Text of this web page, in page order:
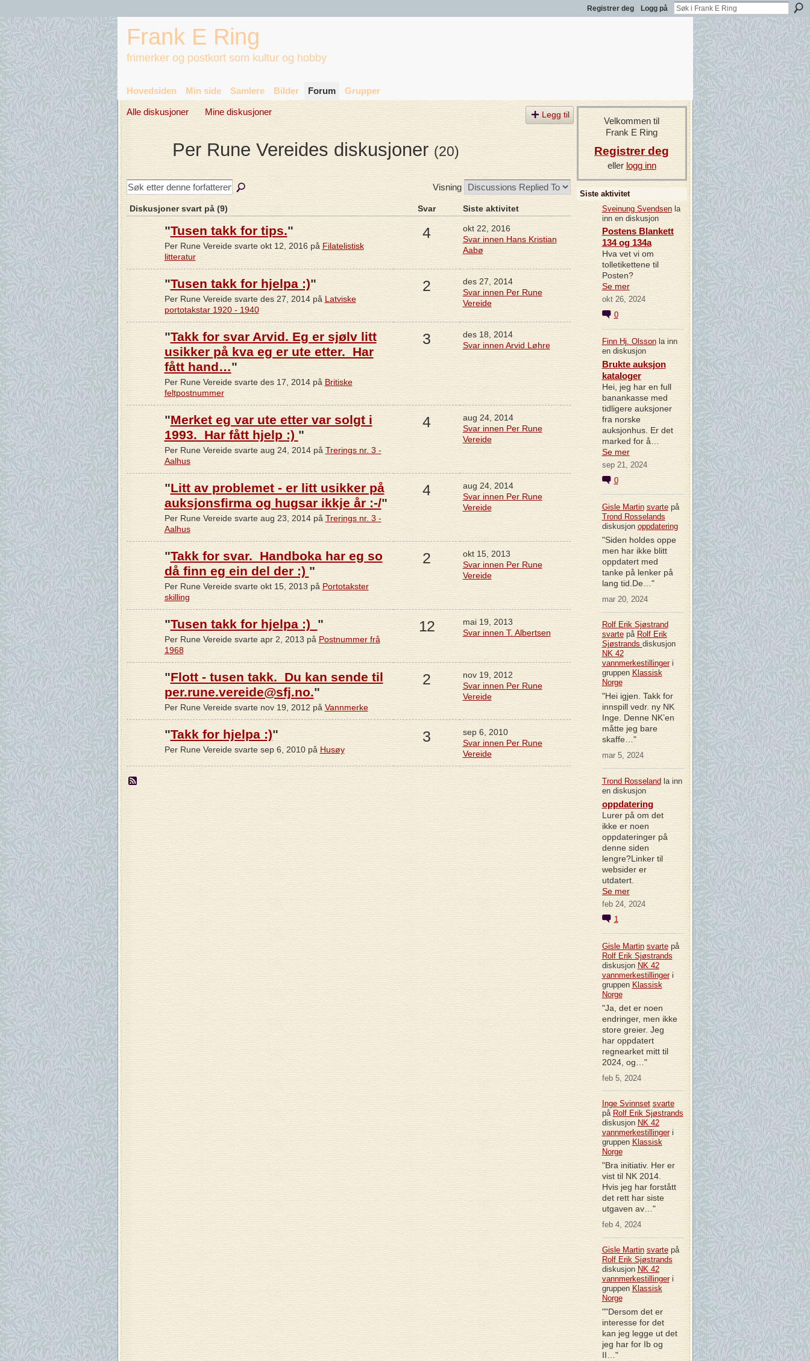
Registrer deg Logg på
Frank E Ring
frimerker og postkort som kultur og hobby
Hovedsiden Min side Samlere Bilder Forum Grupper
Alle diskusjoner Mine diskusjoner Legg til
Per Rune Vereides diskusjoner (20)
Visning
Diskusjoner svart på (9) Svar Siste aktivitet
"Tusen takk for tips."
Per Rune Vereide svarte okt 12, 2016 på Filatelistisk
litteratur
4
okt 22, 2016
Svar innen Hans Kristian
Aabø
"Tusen takk for hjelpa :)"
Per Rune Vereide svarte des 27, 2014 på Latviske
portotakstar 1920 - 1940
2
des 27, 2014
Svar innen Per Rune
Vereide
"Takk for svar Arvid. Eg er sjølv litt
usikker på kva eg er ute etter. Har
fått hand…"
Per Rune Vereide svarte des 17, 2014 på Britiske
feltpostnummer
3
des 18, 2014
Svar innen Arvid Løhre
"Merket eg var ute etter var solgt i
1993. Har fått hjelp :) "
Per Rune Vereide svarte aug 24, 2014 på Trerings nr. 3 -
Aalhus
4
aug 24, 2014
Svar innen Per Rune
Vereide
"Litt av problemet - er litt usikker på
auksjonsfirma og hugsar ikkje år :-/"
Per Rune Vereide svarte aug 23, 2014 på Trerings nr. 3 -
Aalhus
4
aug 24, 2014
Svar innen Per Rune
Vereide
"Takk for svar. Handboka har eg so
då finn eg ein del der :) "
Per Rune Vereide svarte okt 15, 2013 på Portotakster
skilling
2
okt 15, 2013
Svar innen Per Rune
Vereide
"Tusen takk for hjelpa :) "
Per Rune Vereide svarte apr 2, 2013 på Postnummer frå
1968
12
mai 19, 2013
Svar innen T. Albertsen
"Flott - tusen takk. Du kan sende til
per.rune.vereide@sfj.no."
Per Rune Vereide svarte nov 19, 2012 på Vannmerke
2
nov 19, 2012
Svar innen Per Rune
Vereide
"Takk for hjelpa :)"
Per Rune Vereide svarte sep 6, 2010 på Husøy
3
sep 6, 2010
Svar innen Per Rune
Vereide
Velkommen til
Frank E Ring
Registrer deg
eller logg inn
Siste aktivitet
Sveinung Svendsenla
inn en diskusjon
Postens Blankett
134 og 134a
Hva vet vi om
tolletikettene til
Posten?
Se mer
okt 26, 2024
0
Finn Hj. Olssonla inn
en diskusjon
Brukte auksjon
kataloger
Hei, jeg har en full
banankasse med
tidligere auksjoner
fra norske
auksjonhus. Er det
marked for å…
Se mer
sep 21, 2024
0
Gisle Martin svartepå
Trond Rosselands
diskusjon oppdatering
"Siden holdes oppe
men har ikke blitt
oppdatert med
tanke på lenker på
lang tid.De…"
mar 20, 2024
Rolf Erik Sjøstrand
svartepå Rolf Erik
Sjøstrands diskusjon
NK 42
vannmerkestillingeri
gruppen Klassisk
Norge
"Hei igjen. Takk for
innspill vedr. ny NK
Inge. Denne NK’en
måtte jeg bare
skaffe…"
mar 5, 2024
Trond Rosseland la inn
en diskusjon
oppdatering
Lurer på om det
ikke er noen
oppdateringer på
denne siden
lengre?Linker til
websider er
utdatert.
Se mer
feb 24, 2024
1
Gisle Martin svartepå
Rolf Erik Sjøstrands
diskusjon NK 42
vannmerkestillingeri
gruppen Klassisk
Norge
"Ja, det er noen
endringer, men ikke
store greier. Jeg
har oppdatert
regnearket mitt til
2024, og…"
feb 5, 2024
Inge Svinnset svarte
på Rolf Erik Sjøstrands
diskusjon NK 42
vannmerkestillingeri
gruppen Klassisk
Norge
"Bra initiativ. Her er
vist til NK 2014.
Hvis jeg har forstått
det rett har siste
utgaven av…"
feb 4, 2024
Gisle Martin svartepå
Rolf Erik Sjøstrands
diskusjon NK 42
vannmerkestillingeri
gruppen Klassisk
Norge
""Dersom det er
interesse for det
kan jeg legge ut det
jeg har for Ib og
II…"